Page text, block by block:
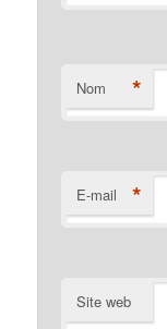
Nom *
E-mail *
Site web